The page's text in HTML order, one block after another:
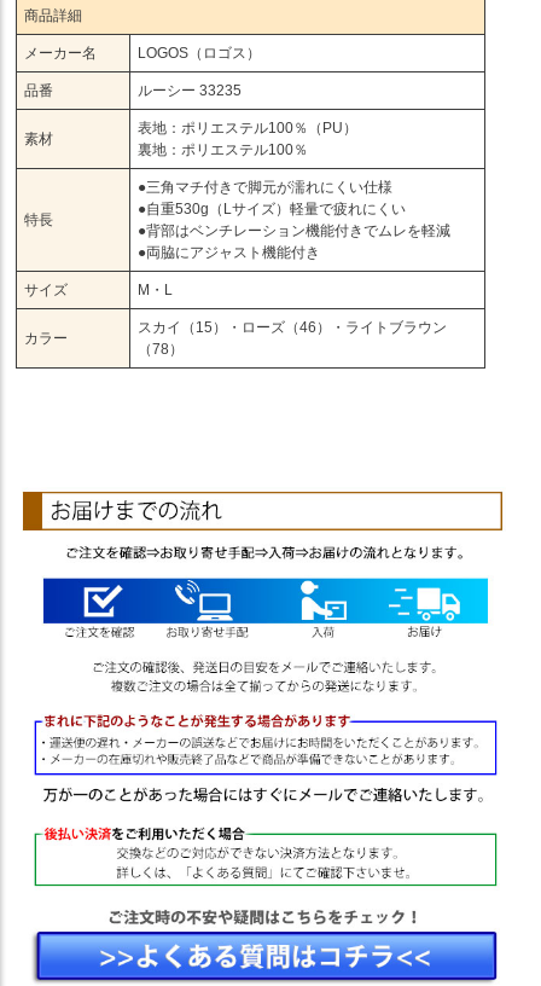
商品詳細
メーカー名 LOGOS（ロゴス）
品番 ルーシー 33235
素材
表地：ポリエステル100％（PU）
裏地：ポリエステル100％
特長
●三角マチ付きで脚元が濡れにくい仕様
●自重530g（Lサイズ）軽量で疲れにくい
●背部はベンチレーション機能付きでムレを軽減
●両脇にアジャスト機能付き
サイズ M・L
カラー
スカイ（15）・ローズ（46）・ライトブラウン
（78）